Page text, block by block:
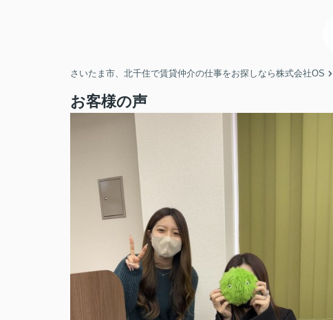
さいたま市、北千住で賃貸仲介の仕事をお探しなら株式会社OS
お客様の声